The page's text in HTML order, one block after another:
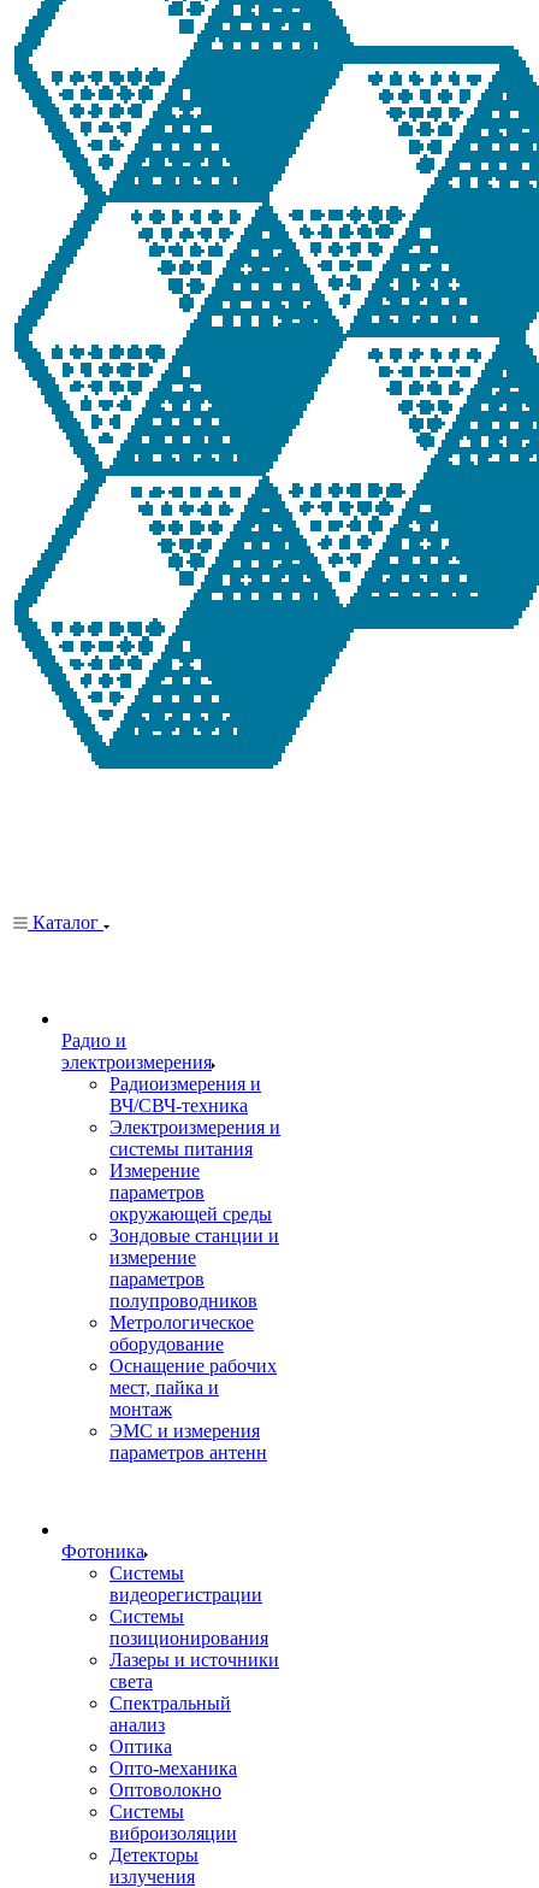
Каталог
Радио и
электроизмерения
Радиоизмерения и
ВЧ/СВЧ-техника
Электроизмерения и
системы питания
Измерение
параметров
окружающей среды
Зондовые станции и
измерение
параметров
полупроводников
Метрологическое
оборудование
Оснащение рабочих
мест, пайка и
монтаж
ЭМС и измерения
параметров антенн
Фотоника
Cистемы
видеорегистрации
Системы
позиционирования
Лазеры и источники
света
Спектральный
анализ
Оптика
Опто-механика
Оптоволокно
Системы
виброизоляции
Детекторы
излучения